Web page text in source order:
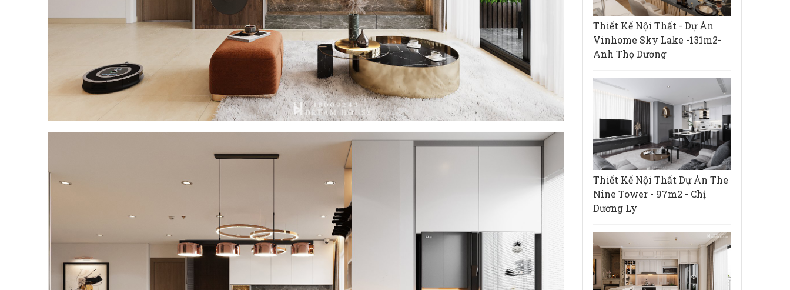
Thiết Kế Nội Thất - Dự Án
Vinhome Sky Lake -131m2-
Anh Thọ Dương
Thiết Kế Nội Thất Dự Án The
Nine Tower - 97m2 - Chị
Dương Ly